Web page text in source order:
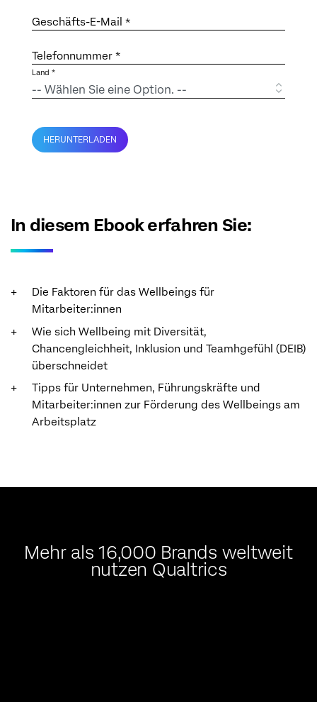
Geschäfts-E-Mail *
Telefonnummer *
Land *
HERUNTERLADEN
In diesem Ebook erfahren Sie:
Die Faktoren für das Wellbeings für
Mitarbeiter:innen
Wie sich Wellbeing mit Diversität,
Chancengleichheit, Inklusion und Teamhgefühl (DEIB)
überschneidet
Tipps für Unternehmen, Führungskräfte und
Mitarbeiter:innen zur Förderung des Wellbeings am
Arbeitsplatz
Mehr als 16,000 Brands weltweit
nutzen Qualtrics